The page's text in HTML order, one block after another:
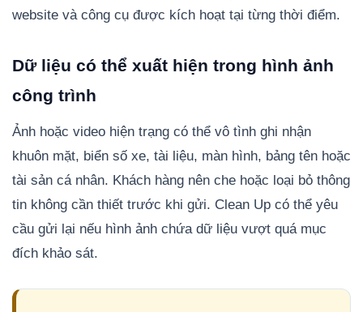
website và công cụ được kích hoạt tại từng thời điểm.
Dữ liệu có thể xuất hiện trong hình ảnh
công trình
Ảnh hoặc video hiện trạng có thể vô tình ghi nhận
khuôn mặt, biển số xe, tài liệu, màn hình, bảng tên hoặc
tài sản cá nhân. Khách hàng nên che hoặc loại bỏ thông
tin không cần thiết trước khi gửi. Clean Up có thể yêu
cầu gửi lại nếu hình ảnh chứa dữ liệu vượt quá mục
đích khảo sát.